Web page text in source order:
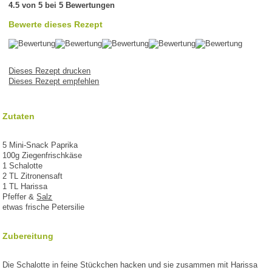
4.5 von 5 bei 5 Bewertungen
Bewerte dieses Rezept
Dieses Rezept drucken
Dieses Rezept empfehlen
Zutaten
5 Mini-Snack Paprika
100g Ziegenfrischkäse
1 Schalotte
2 TL Zitronensaft
1 TL Harissa
Pfeffer &Salz
etwas frische Petersilie
Zubereitung
Die Schalotte in feine Stückchen hacken und sie zusammen mit Harissa